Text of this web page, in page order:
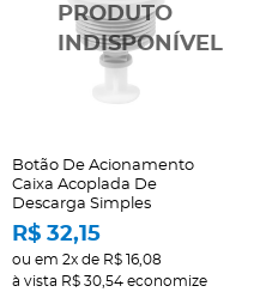
Botão De Acionamento
Caixa Acoplada De
Descarga Simples
R$ 32,15
ou em 2x de R$ 16,08
à vista R$ 30,54 economize